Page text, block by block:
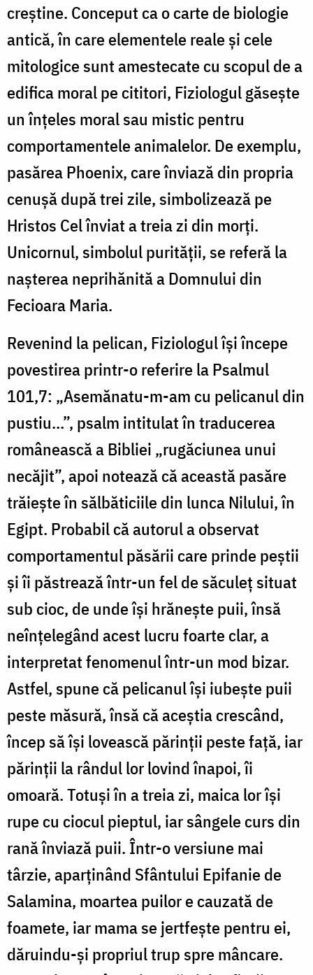
creștine. Conceput ca o carte de biologie
antică, în care elementele reale și cele
mitologice sunt amestecate cu scopul de a
edifica moral pe cititori, Fiziologul găsește
un înțeles moral sau mistic pentru
comportamentele animalelor. De exemplu,
pasărea Phoenix, care înviază din propria
cenușă după trei zile, simbolizează pe
Hristos Cel înviat a treia zi din morți.
Unicornul, simbolul purității, se referă la
nașterea neprihănită a Domnului din
Fecioara Maria.
Revenind la pelican, Fiziologul își începe
povestirea printr-o referire la Psalmul
101,7: „Asemănatu-m-am cu pelicanul din
pustiu…”, psalm intitulat în traducerea
românească a Bibliei „rugăciunea unui
necăjit”, apoi notează că această pasăre
trăiește în sălbăticiile din lunca Nilului, în
Egipt. Probabil că autorul a observat
comportamentul păsării care prinde peștii
și îi păstrează într-un fel de săculeț situat
sub cioc, de unde își hrănește puii, însă
neînțelegând acest lucru foarte clar, a
interpretat fenomenul într-un mod bizar.
Astfel, spune că pelicanul își iubește puii
peste măsură, însă că aceștia crescând,
încep să își lovească părinții peste față, iar
părinții la rândul lor lovind înapoi, îi
omoară. Totuși în a treia zi, maica lor își
rupe cu ciocul pieptul, iar sângele curs din
rană înviază puii. Într-o versiune mai
târzie, aparținând Sfântului Epifanie de
Salamina, moartea puilor e cauzată de
foamete, iar mama se jertfește pentru ei,
dăruindu-și propriul trup spre mâncare.